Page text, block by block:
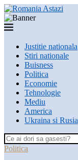
Justitie nationala
Stiri nationale
Buisness
Politica
Economie
Tehnologie
Mediu
America
Ukraina si Rusia
Politica